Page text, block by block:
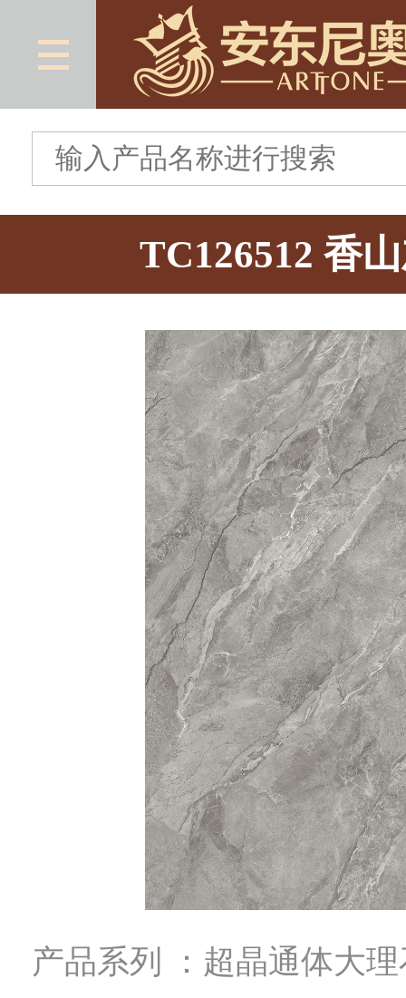
TC126512 香
产品系列 ：超晶通体大